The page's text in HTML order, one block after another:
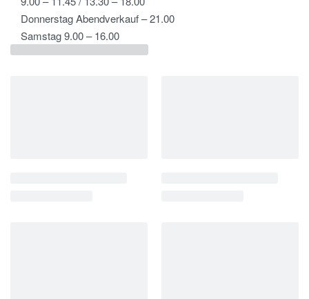
Donnerstag Abendverkauf – 21.00
Samstag 9.00 – 16.00